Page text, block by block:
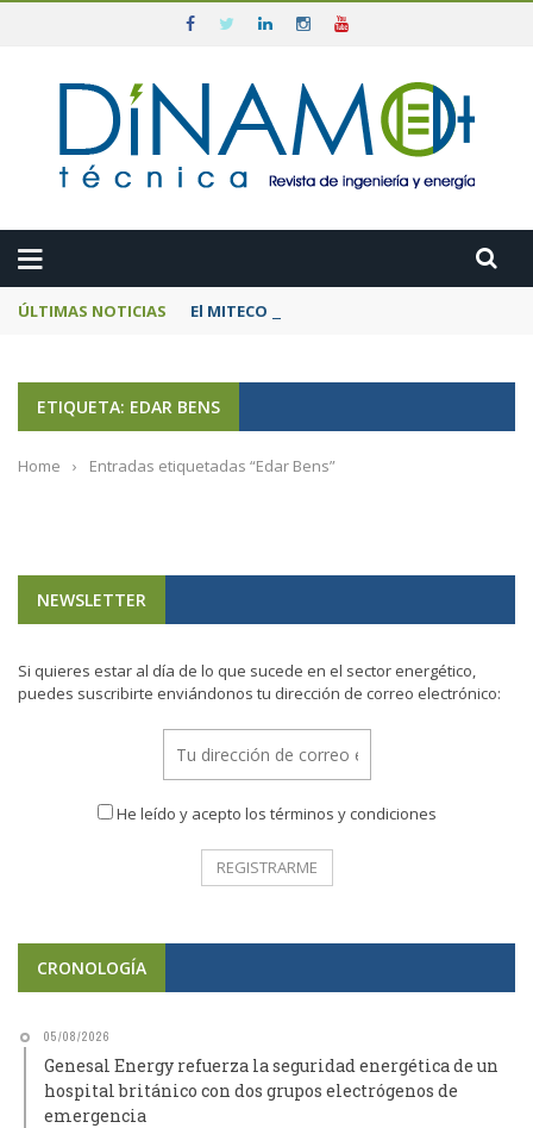
ÚLTIMAS NOTICIAS El MITECO prepara una subasta de 600
ETIQUETA: EDAR BENS
Home › Entradas etiquetadas “Edar Bens”
NEWSLETTER
Si quieres estar al día de lo que sucede en el sector energético,
puedes suscribirte enviándonos tu dirección de correo electrónico:
He leído y acepto los términos y condiciones
CRONOLOGÍA
05/08/2026
Genesal Energy refuerza la seguridad energética de un
hospital británico con dos grupos electrógenos de
emergencia